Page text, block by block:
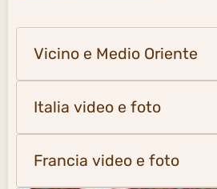
Vicino e Medio Oriente
Italia video e foto
Francia video e foto